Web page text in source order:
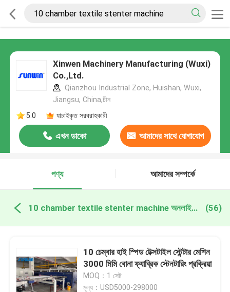
Xinwen Machinery Manufacturing (Wuxi)
Co.,Ltd.
Qianzhou Industrial Zone, Huishan, Wuxi,
Jiangsu, China,চীন
5.0
যাচাইকৃত সরবরাহকারী
এখন ডাকো আমাদের সাথে যোগাযোগ
পণ্য
আমাদের সম্পর্কে
10 chamber textile stenter machine অনলাইন উত্পাদন (56)
10 চেম্বার হাই স্পিড টেক্সটাইল স্টেন্টার মেশিন
3000 মিমি বোনা ফ্যাব্রিক স্টেনটারিং প্রক্রিয়া
MOQ：1 সেট
মূল্য：USD5000-298000